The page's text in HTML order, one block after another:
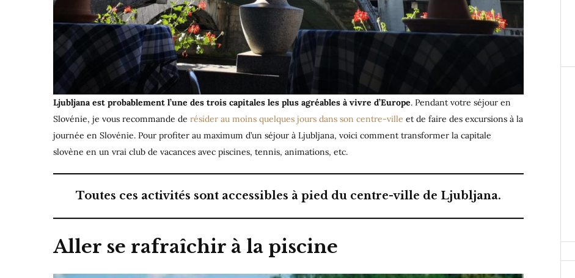
Ljubljana est probablement l’une des trois capitales les plus agréables à vivre d’Europe. Pendant votre séjour en
Slovénie, je vous recommande de résider au moins quelques jours dans son centre-ville et de faire des excursions à la
journée en Slovénie. Pour profiter au maximum d’un séjour à Ljubljana, voici comment transformer la capitale
slovène en un vrai club de vacances avec piscines, tennis, animations, etc.
Toutes ces activités sont accessibles à pied du centre-ville de Ljubljana.
Aller se rafraîchir à la piscine